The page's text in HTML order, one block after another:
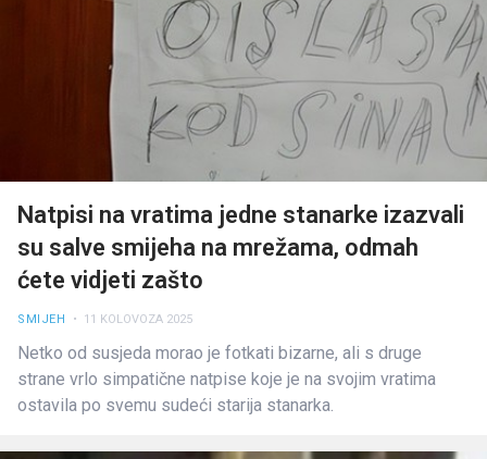
Natpisi na vratima jedne stanarke izazvali
su salve smijeha na mrežama, odmah
ćete vidjeti zašto
SMIJEH • 11 KOLOVOZA 2025
Netko od susjeda morao je fotkati bizarne, ali s druge
strane vrlo simpatične natpise koje je na svojim vratima
ostavila po svemu sudeći starija stanarka.